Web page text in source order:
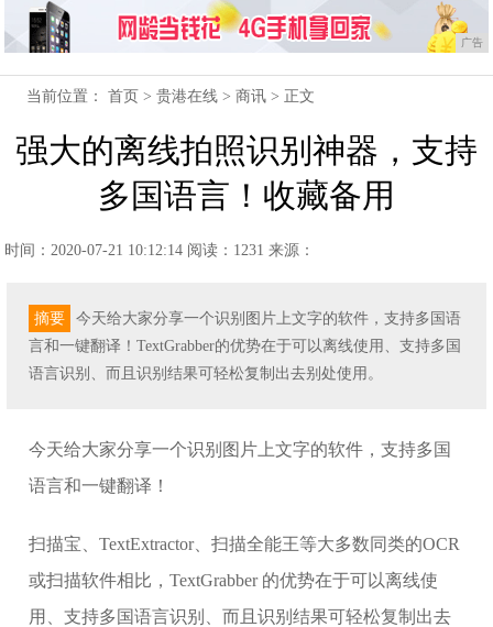
广告
当前位置：首页 >贵港在线 >商讯 > 正文
强大的离线拍照识别神器，支持
多国语言！收藏备用
时间：2020-07-21 10:12:14 阅读：1231 来源：
摘要
今天给大家分享一个识别图片上文字的软件，支持多国语
言和一键翻译！TextGrabber的优势在于可以离线使用、支持多国
语言识别、而且识别结果可轻松复制出去别处使用。
今天给大家分享一个识别图片上文字的软件，支持多国
语言和一键翻译！
扫描宝、TextExtractor、扫描全能王等大多数同类的OCR
或扫描软件相比，TextGrabber 的优势在于可以离线使
用、支持多国语言识别、而且识别结果可轻松复制出去